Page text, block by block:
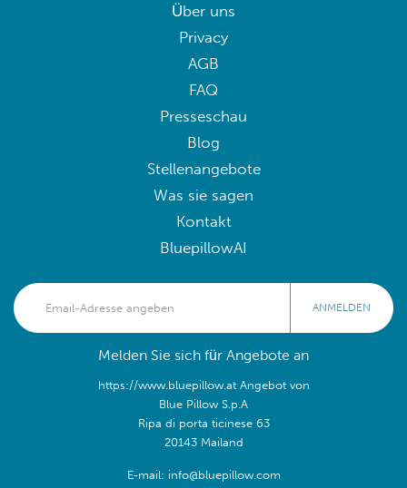
Über uns
Privacy
AGB
FAQ
Presseschau
Blog
Stellenangebote
Was sie sagen
Kontakt
BluepillowAI
ANMELDEN
Melden Sie sich für Angebote an
https://www.bluepillow.at Angebot von
Blue Pillow S.p.A
Ripa di porta ticinese 63
20143 Mailand
E-mail: info@bluepillow.com